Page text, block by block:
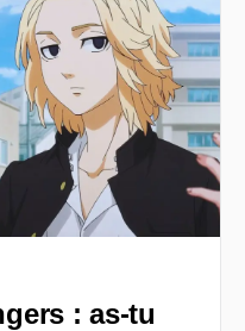
: as-tu